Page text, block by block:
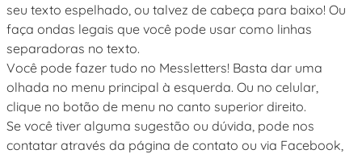
seu texto espelhado, ou talvez de cabeça para baixo! Ou
faça ondas legais que você pode usar como linhas
separadoras no texto.
Você pode fazer tudo no Messletters! Basta dar uma
olhada no menu principal à esquerda. Ou no celular,
clique no botão de menu no canto superior direito.
Se você tiver alguma sugestão ou dúvida, pode nos
contatar através da página de contato ou via Facebook,